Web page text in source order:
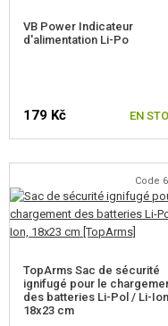
CAMOUFLAGE, BANDE
RADIOS, CASQUES,
ACCESSOIRES POUR
SERVICE ET
VB Power Indicateur
d'alimentation Li-Po
179 Kč EN
Code
TopArms Sac de sécurité
ignifugé pour le
des batteries Li-Pol / Li-
18x23 cm